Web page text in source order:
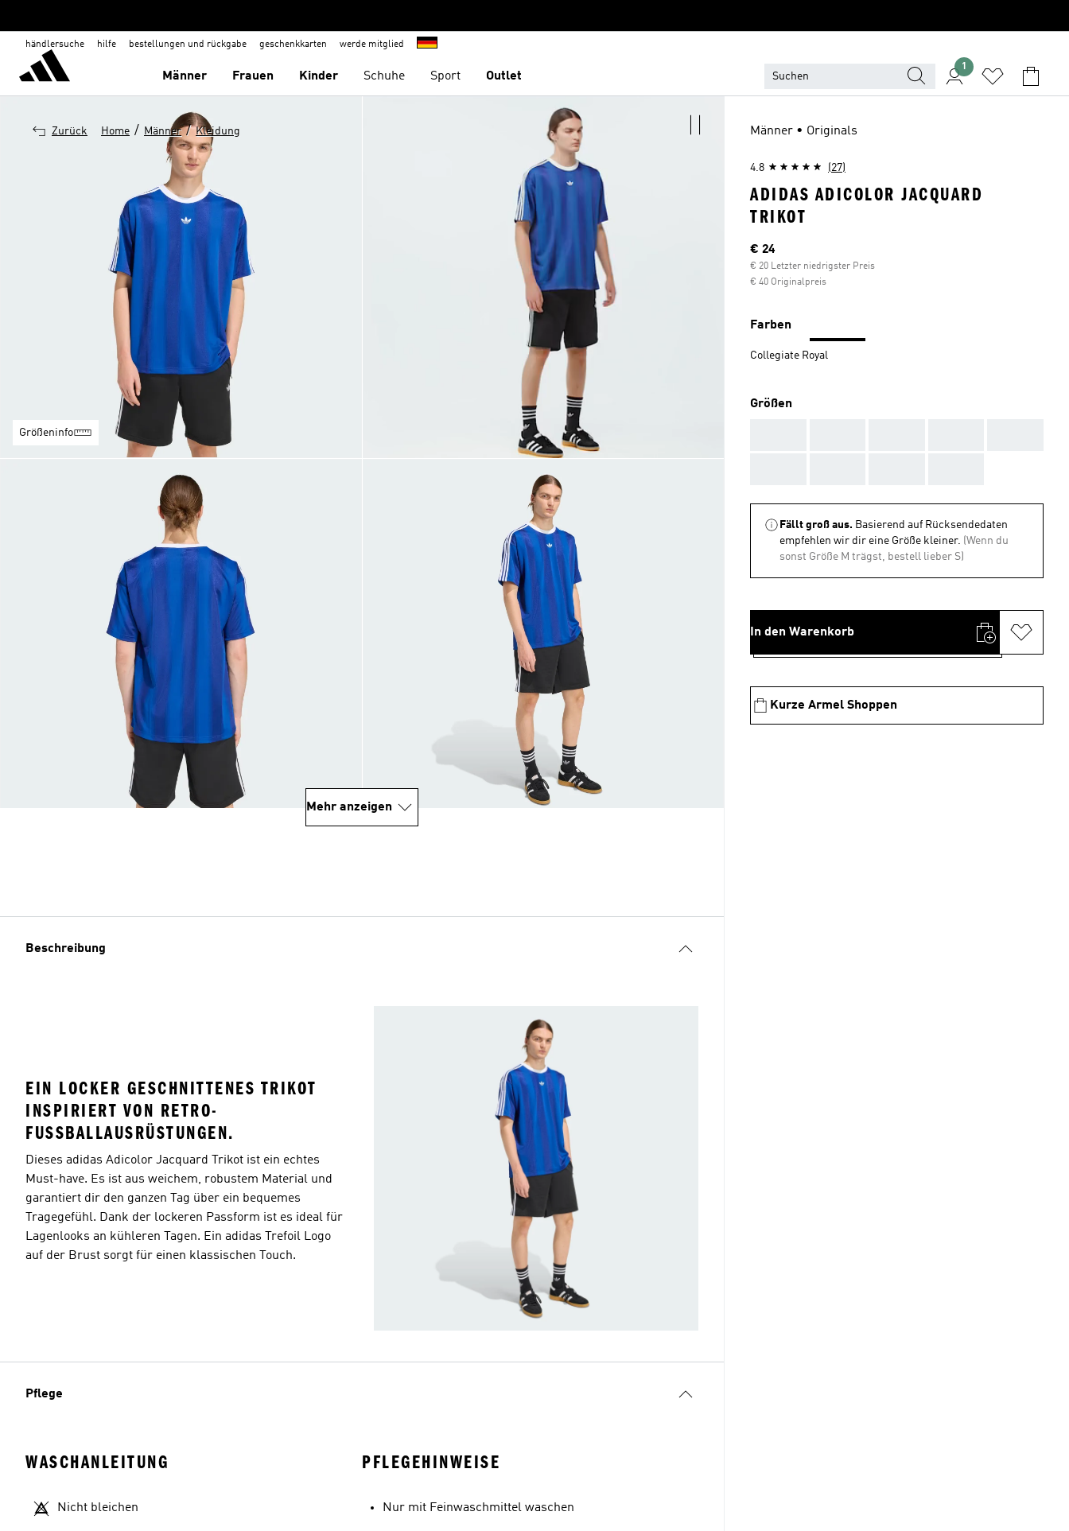
händlersuche hilfe bestellungen und rückgabe geschenkkarten werde mitglied
Männer Frauen Kinder Schuhe Sport Outlet
1
Zurück Home / Männer / Kleidung
Größeninfo
Mehr anzeigen
Beschreibung
EIN LOCKER GESCHNITTENES TRIKOT
INSPIRIERT VON RETRO-
FUSSBALLAUSRÜSTUNGEN.
Dieses adidas Adicolor Jacquard Trikot ist ein echtes
Must-have. Es ist aus weichem, robustem Material und
garantiert dir den ganzen Tag über ein bequemes
Tragegefühl. Dank der lockeren Passform ist es ideal für
Lagenlooks an kühleren Tagen. Ein adidas Trefoil Logo
auf der Brust sorgt für einen klassischen Touch.
Pflege
WASCHANLEITUNG
Nicht bleichen
PFLEGEHINWEISE
Nur mit Feinwaschmittel waschen
Männer • Originals
4.8 (27)
ADIDAS ADICOLOR JACQUARD
TRIKOT
Aktueller Preis
€ 24
€ 20 Letzter niedrigster Preis
€ 40 Originalpreis
Farben
Collegiate Royal
Größen
Fällt groß aus. Basierend auf Rücksendedaten
empfehlen wir dir eine Größe kleiner. (Wenn du
sonst Größe M trägst, bestell lieber S)
In den Warenkorb
Kurze Armel Shoppen